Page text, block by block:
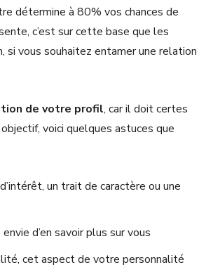
détermine à 80% vos chances de
c’est sur cette base que les
si vous souhaitez entamer une relation
de votre profil, car il doit certes
voici quelques astuces que
un trait de caractère ou une
d’en savoir plus sur vous
cet aspect de votre personnalité